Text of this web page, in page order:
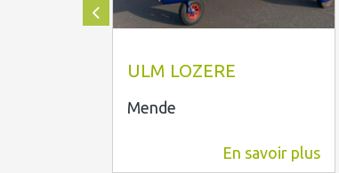
ULM LOZERE
Mende
En savoir plus